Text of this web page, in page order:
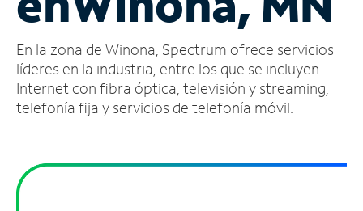
cuenta
Encuentra
una
tienda
En la zona de Winona, Spectrum ofrece servicios
líderes en la industria, entre los que se incluyen
Internet con fibra óptica, televisión y streaming,
telefonía fija y servicios de telefonía móvil.